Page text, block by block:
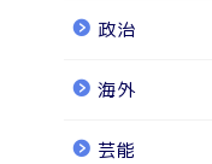
政治
海外
芸能